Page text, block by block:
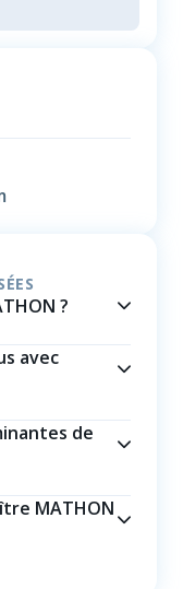
?
avec
de
MATHON